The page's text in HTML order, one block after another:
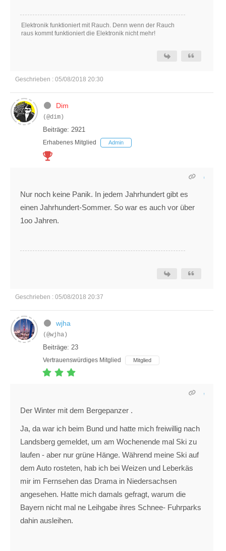
Elektronik funktioniert mit Rauch. Denn wenn der Rauch
raus kommt funktioniert die Elektronik nicht mehr!
Geschrieben : 05/08/2018 20:30
Dim
(@dim)
Beiträge: 2921
Erhabenes Mitglied Admin
Nur noch keine Panik. In jedem Jahrhundert gibt es
einen Jahrhundert-Sommer. So war es auch vor über
1oo Jahren.
Geschrieben : 05/08/2018 20:37
wjha
(@wjha)
Beiträge: 23
Vertrauenswürdiges Mitglied Mitglied
Der Winter mit dem Bergepanzer .
Ja, da war ich beim Bund und hatte mich freiwillig nach
Landsberg gemeldet, um am Wochenende mal Ski zu
laufen - aber nur grüne Hänge. Während meine Ski auf
dem Auto rosteten, hab ich bei Weizen und Leberkäs
mir im Fernsehen das Drama in Niedersachsen
angesehen. Hatte mich damals gefragt, warum die
Bayern nicht mal ne Leihgabe ihres Schnee- Fuhrparks
dahin ausleihen.